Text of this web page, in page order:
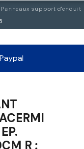
Panneaux support d'enduit
R :